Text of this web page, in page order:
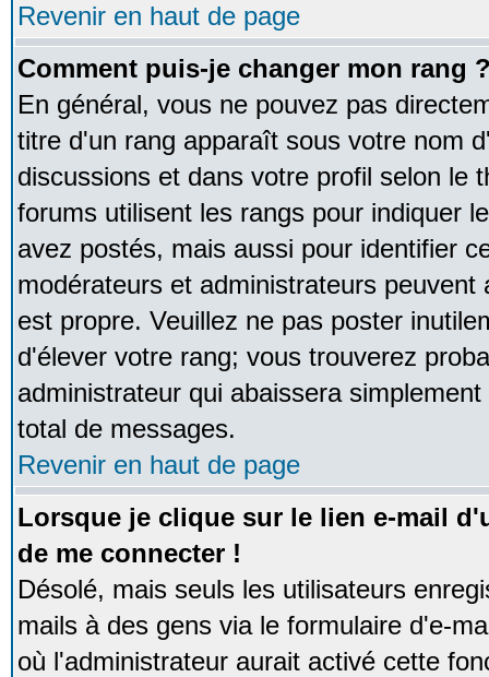
Revenir en haut de page
Comment puis-je changer mon rang
En général, vous ne pouvez pas
titre d'un rang apparaît sous votre nom
discussions et dans votre profil selon le
forums utilisent les rangs pour indiquer
avez postés, mais aussi pour identifier
modérateurs et administrateurs
est propre. Veuillez ne pas poster
d'élever votre rang; vous trouverez
administrateur qui abaissera
total de messages.
Revenir en haut de page
Lorsque je clique sur le lien e-mail
de me connecter !
Désolé, mais seuls les utilisateurs
mails à des gens via le formulaire d'e-
où l'administrateur aurait activé cette